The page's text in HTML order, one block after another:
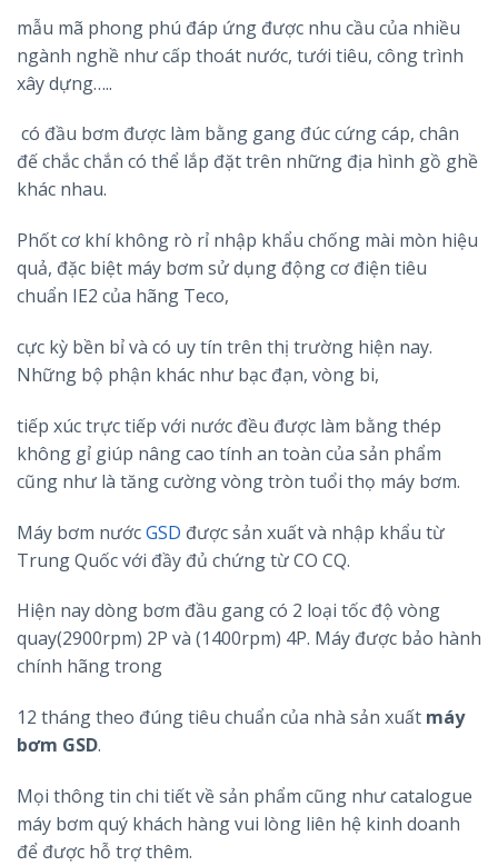
mẫu mã phong phú đáp ứng được nhu cầu của nhiều
ngành nghề như cấp thoát nước, tưới tiêu, công trình
xây dựng…..
có đầu bơm được làm bằng gang đúc cứng cáp, chân
đế chắc chắn có thể lắp đặt trên những địa hình gồ ghề
khác nhau.
Phốt cơ khí không rò rỉ nhập khẩu chống mài mòn hiệu
quả, đặc biệt máy bơm sử dụng động cơ điện tiêu
chuẩn IE2 của hãng Teco,
cực kỳ bền bỉ và có uy tín trên thị trường hiện nay.
Những bộ phận khác như bạc đạn, vòng bi,
tiếp xúc trực tiếp với nước đều được làm bằng thép
không gỉ giúp nâng cao tính an toàn của sản phẩm
cũng như là tăng cường vòng tròn tuổi thọ máy bơm.
Máy bơm nướcGSD được sản xuất và nhập khẩu từ
Trung Quốc với đầy đủ chứng từ CO CQ.
Hiện nay dòng bơm đầu gang có 2 loại tốc độ vòng
quay(2900rpm) 2P và (1400rpm) 4P. Máy được bảo hành
chính hãng trong
12 tháng theo đúng tiêu chuẩn của nhà sản xuất máy
bơm GSD.
Mọi thông tin chi tiết về sản phẩm cũng như catalogue
máy bơm quý khách hàng vui lòng liên hệ kinh doanh
để được hỗ trợ thêm.